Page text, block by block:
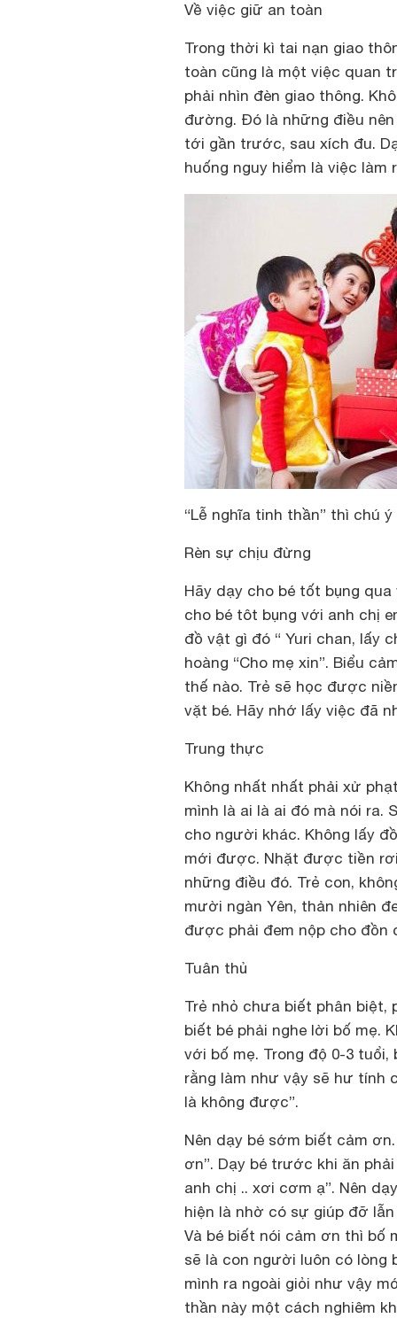
Về việc giữ an toàn
Trong thời kì tai nạn giao
toàn cũng là một việc quan
phải nhìn đèn giao thông.
đường. Đó là những điều
tới gần trước, sau xích đu.
huống nguy hiểm là việc làm
“Lễ nghĩa tinh thần” thì chú
Rèn sự chịu đừng
Hãy dạy cho bé tốt bụng
cho bé tôt bụng với anh chị
đồ vật gì đó “ Yuri chan, lấy
hoàng “Cho mẹ xin”. Biểu
thế nào. Trẻ sẽ học được
vặt bé. Hãy nhớ lấy việc đã
Trung thực
Không nhất nhất phải xử
mình là ai là ai đó mà nói ra.
cho người khác. Không lấy
mới được. Nhặt được tiền
những điều đó. Trẻ con,
mười ngàn Yên, thản nhiên
được phải đem nộp cho đồn
Tuân thủ
Trẻ nhỏ chưa biết phân biệt,
biết bé phải nghe lời bố mẹ.
với bố mẹ. Trong độ 0-3
rằng làm như vậy sẽ hư tính
là không được”.
Nên dạy bé sớm biết cảm
ơn”. Dạy bé trước khi ăn
anh chị .. xơi cơm ạ”. Nên
hiện là nhờ có sự giúp đỡ
Và bé biết nói cảm ơn thì bố
sẽ là con người luôn có lòng
mình ra ngoài giỏi như vậy
thần này một cách nghiêm